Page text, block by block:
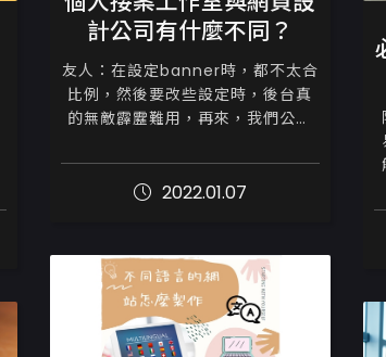
計公司有什麼不同？
友人：在設定banner時，都不太合
比例，然後要改些設定時，後台真
的無敵霹靂難用，再來，我們公司
國外客戶看，結果一有問題一直都
找不到業務
2022.01.07